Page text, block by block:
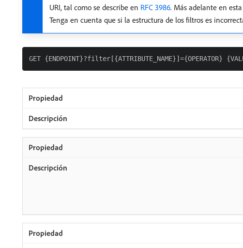
URI, tal como se describe en RFC 3986. Más adelante en
Tenga en cuenta que si la estructura de los filtros es